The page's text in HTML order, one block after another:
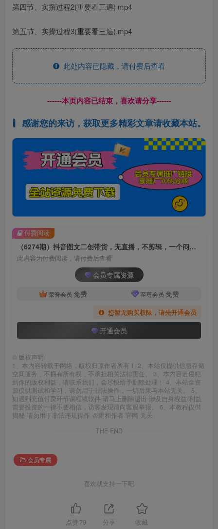
第四节、实撰过程2(重要看三遍) mp4
第五节、实操过程3(重要看三遍).mp4
此处内容已隐藏，请付费后查看
------本页内容已结束，喜欢请分享------
感谢您的来访，获取更多精彩文章请收藏本站。
（6274期）抖音图文二创带货，无直播，不剪辑，一个闷声发大财的项目
此内容为付费阅读，请付费后查看
会员专属资源
荣誉会员 免费 至尊会员 免费
您暂无购买权限，请先开通会员
开通会员
付费阅读
© 版权声明
1、本内容转载于网络，版权归原作者所有！ 2、本站仅提供信息存储
空间服务，不拥有所有权，不承担相关法律责任。 3、本内容若侵犯
到你的版权利益，请联系我们，会尽快给予删除处理！ 4、本站全资
源仅供测试和学习，请勿用于非法操作，一切后果与本站无关。 5、
如遇到充值付费环节课程或软件 请马上删除退出 涉及自身权益/利益
需要投资的一律不要相信，访客发现请向客服举报。 6、本教程仅供
揭秘 请勿用于非法违规操作 否则和作者 官网 无关
THE END
会员专属
喜欢就支持一下吧
点赞 79 分享 收藏